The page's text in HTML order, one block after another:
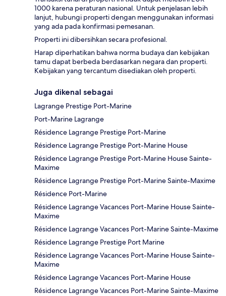
1000 karena peraturan nasional. Untuk penjelasan lebih
lanjut, hubungi properti dengan menggunakan informasi
yang ada pada konfirmasi pemesanan.
Properti ini dibersihkan secara profesional.
Harap diperhatikan bahwa norma budaya dan kebijakan
tamu dapat berbeda berdasarkan negara dan properti.
Kebijakan yang tercantum disediakan oleh properti.
Juga dikenal sebagai
Lagrange Prestige Port-Marine
Port-Marine Lagrange
Résidence Lagrange Prestige Port-Marine
Résidence Lagrange Prestige Port-Marine House
Résidence Lagrange Prestige Port-Marine House Sainte-
Maxime
Résidence Lagrange Prestige Port-Marine Sainte-Maxime
Résidence Port-Marine
Résidence Lagrange Vacances Port-Marine House Sainte-
Maxime
Résidence Lagrange Vacances Port-Marine Sainte-Maxime
Résidence Lagrange Prestige Port Marine
Résidence Lagrange Vacances Port-Marine House Sainte-
Maxime
Résidence Lagrange Vacances Port-Marine House
Résidence Lagrange Vacances Port-Marine Sainte-Maxime